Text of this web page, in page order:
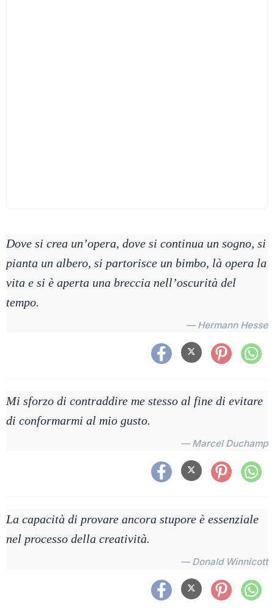
Dove si crea un’opera, dove si continua un sogno, si
pianta un albero, si partorisce un bimbo, là opera la
vita e si è aperta una breccia nell’oscurità del
tempo.
— Hermann Hesse
Mi sforzo di contraddire me stesso al fine di evitare
di conformarmi al mio gusto.
— Marcel Duchamp
La capacità di provare ancora stupore è essenziale
nel processo della creatività.
— Donald Winnicott